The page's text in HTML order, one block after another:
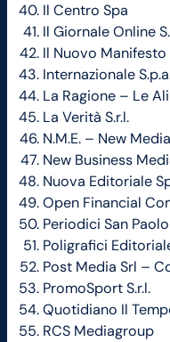
Il Centro Spa
Il Giornale Online
Il Nuovo
Internazionale
La Ragione – Le
La Verità S.r.l.
N.M.E. – New
New Business
Nuova Editoriale
Open Financial
Periodici San Paolo
Poligrafici
Post Media Srl –
PromoSport S.r.l.
Quotidiano Il
RCS Mediagroup